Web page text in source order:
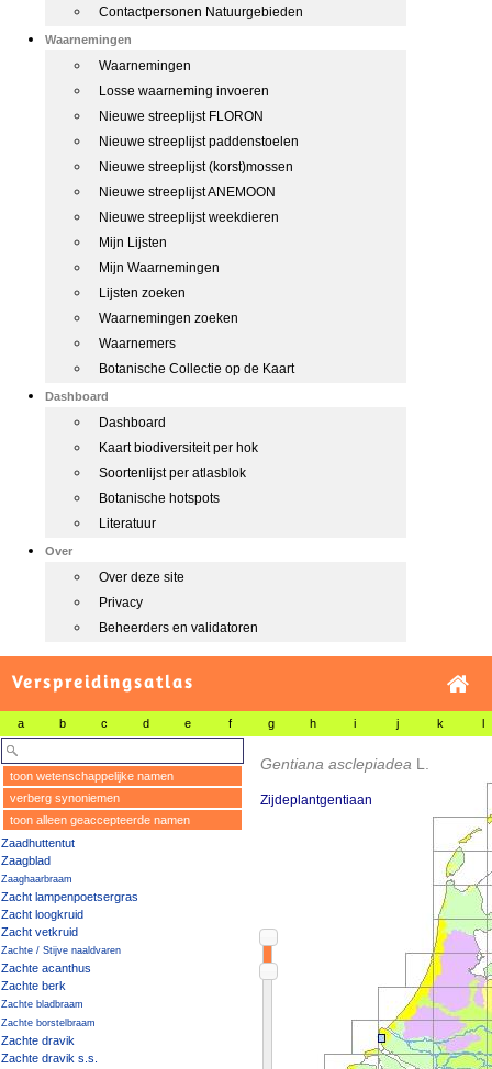
Contactpersonen Natuurgebieden
Waarnemingen
Waarnemingen
Losse waarneming invoeren
Nieuwe streeplijst FLORON
Nieuwe streeplijst paddenstoelen
Nieuwe streeplijst (korst)mossen
Nieuwe streeplijst ANEMOON
Nieuwe streeplijst weekdieren
Mijn Lijsten
Mijn Waarnemingen
Lijsten zoeken
Waarnemingen zoeken
Waarnemers
Botanische Collectie op de Kaart
Dashboard
Dashboard
Kaart biodiversiteit per hok
Soortenlijst per atlasblok
Botanische hotspots
Literatuur
Over
Over deze site
Privacy
Beheerders en validatoren
Verspreidingsatlas
a b c d e f g h i j k l
toon wetenschappelijke namen
verberg synoniemen
toon alleen geaccepteerde namen
Zaadhuttentut
Zaagblad
Zaaghaarbraam
Zacht lampenpoetsergras
Zacht loogkruid
Zacht vetkruid
Zachte / Stijve naaldvaren
Zachte acanthus
Zachte berk
Zachte bladbraam
Zachte borstelbraam
Zachte dravik
Zachte dravik s.s.
Gentiana asclepiadea L.
Zijdeplantgentiaan